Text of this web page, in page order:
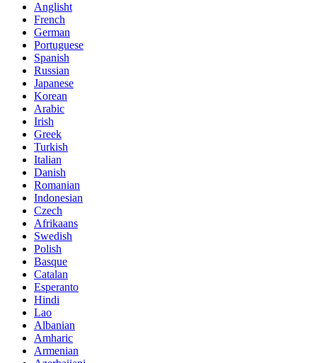
Anglisht
French
German
Portuguese
Spanish
Russian
Japanese
Korean
Arabic
Irish
Greek
Turkish
Italian
Danish
Romanian
Indonesian
Czech
Afrikaans
Swedish
Polish
Basque
Catalan
Esperanto
Hindi
Lao
Albanian
Amharic
Armenian